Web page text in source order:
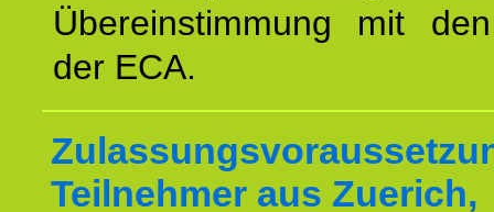
Übereinstimmung mit
der ECA.
Teilnehmer aus Zuerich,